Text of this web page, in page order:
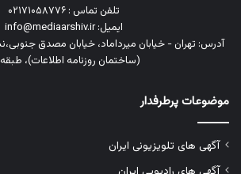
تلفن تماس : ۰۲۱۷۱۰۵۸۷۷۶
ایمیل: info@mediaarshiv.ir
(ساختمان روزنامه اطلاعات)، طبقه ۱۳
موضوعات پرطرفدار
آگهی های تلویزیونی ایران